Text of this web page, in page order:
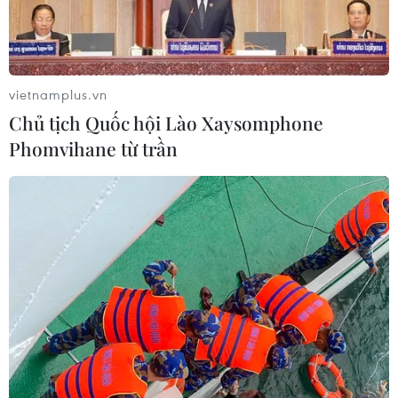
Việt Nam-Ấn Độ thúc đẩy hợp tác
nghiên cứu, đào tạo và tư vấn chính
sách
Chuyên gia Australia: Quan hệ Việt
Nam-Australia có độ tin cậy chính trị
08/08/2026 05:27
Đưa quan hệ Việt Nam-Australia phát
triển sâu sắc, thực chất, hiệu quả
hơn
08/08/2026 05:13
vietnamplus.vn
Chủ tịch Quốc hội Lào Xaysomphone
Phomvihane từ trần